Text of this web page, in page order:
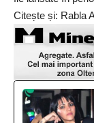
Citește și: Rabla